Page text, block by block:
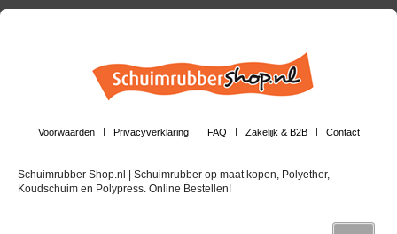
Voorwaarden Privacyverklaring FAQ Zakelijk & B2B Contact
Schuimrubber Shop.nl | Schuimrubber op maat kopen, Polyether,
Koudschuim en Polypress. Online Bestellen!